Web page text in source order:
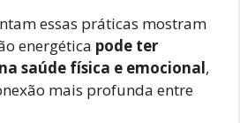
essas práticas mostram
energética pode ter
saúde física e emocional,
mais profunda entre